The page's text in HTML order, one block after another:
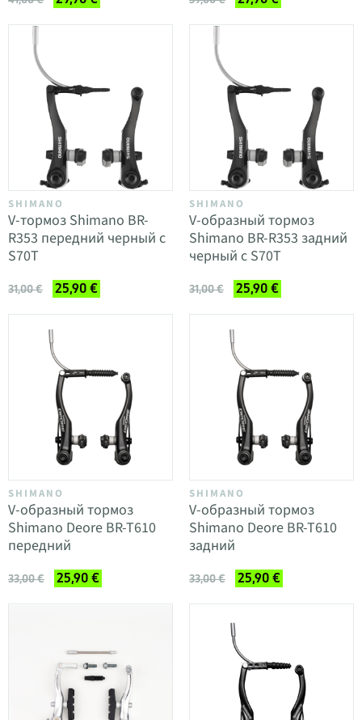
SHIMANO
V-тормоз Shimano BR-
R353 передний черный с
S70T
31,00 € 25,90 €
SHIMANO
V-образный тормоз
Shimano BR-R353 задний
черный с S70T
31,00 € 25,90 €
SHIMANO
V-образный тормоз
Shimano Deore BR-T610
передний
33,00 € 25,90 €
SHIMANO
V-образный тормоз
Shimano Deore BR-T610
задний
33,00 € 25,90 €